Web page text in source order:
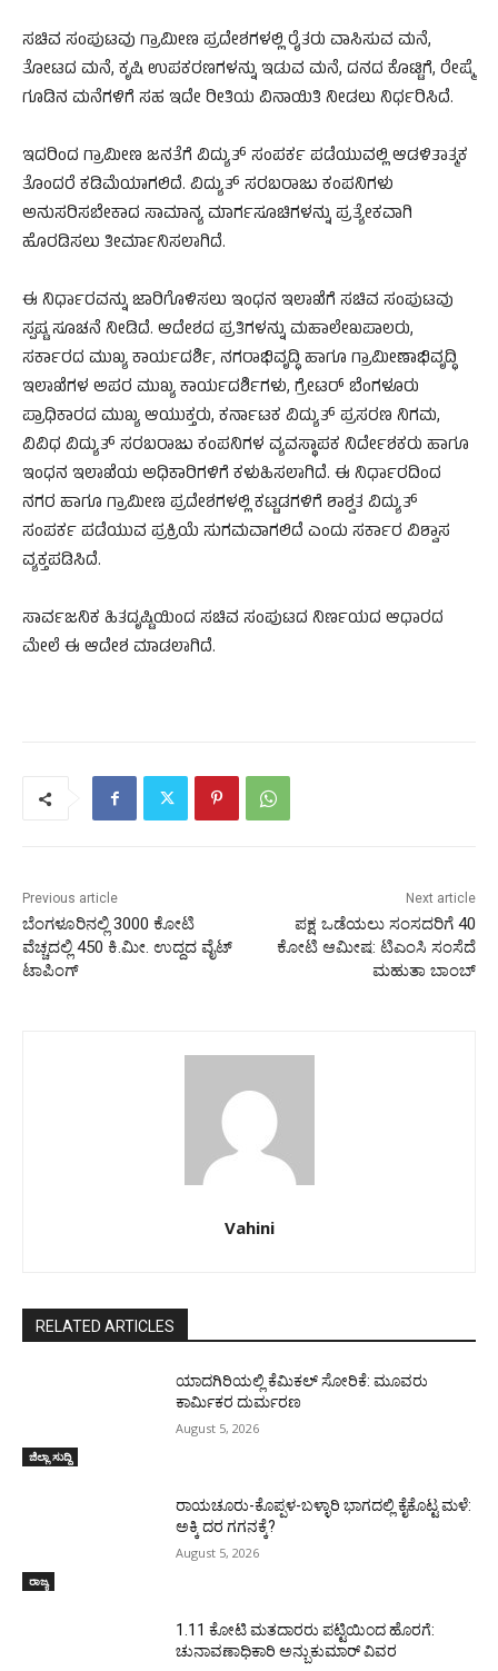
ಸಚಿವ ಸಂಪುಟವು ಗ್ರಾಮೀಣ ಪ್ರದೇಶಗಳಲ್ಲಿ ರೈತರು ವಾಸಿಸುವ ಮನೆ,
ತೋಟದ ಮನೆ, ಕೃಷಿ ಉಪಕರಣಗಳನ್ನು ಇಡುವ ಮನೆ, ದನದ ಕೊಟ್ಟಿಗೆ, ರೇಷ್ಮೆ
ಗೂಡಿನ ಮನೆಗಳಿಗೆ ಸಹ ಇದೇ ರೀತಿಯ ವಿನಾಯಿತಿ ನೀಡಲು ನಿರ್ಧರಿಸಿದೆ.
ಇದರಿಂದ ಗ್ರಾಮೀಣ ಜನತೆಗೆ ವಿದ್ಯುತ್ ಸಂಪರ್ಕ ಪಡೆಯುವಲ್ಲಿ ಆಡಳಿತಾತ್ಮಕ
ತೊಂದರೆ ಕಡಿಮೆಯಾಗಲಿದೆ. ವಿದ್ಯುತ್‌ ಸರಬರಾಜು ಕಂಪನಿಗಳು
ಅನುಸರಿಸಬೇಕಾದ ಸಾಮಾನ್ಯ ಮಾರ್ಗಸೂಚಿಗಳನ್ನು ಪ್ರತ್ಯೇಕವಾಗಿ
ಹೊರಡಿಸಲು ತೀರ್ಮಾನಿಸಲಾಗಿದೆ.
ಈ ನಿರ್ಧಾರವನ್ನು ಜಾರಿಗೊಳಿಸಲು ಇಂಧನ ಇಲಾಖೆಗೆ ಸಚಿವ ಸಂಪುಟವು
ಸ್ಪಷ್ಟ ಸೂಚನೆ ನೀಡಿದೆ. ಆದೇಶದ ಪ್ರತಿಗಳನ್ನು ಮಹಾಲೇಖಪಾಲರು,
ಸರ್ಕಾರದ ಮುಖ್ಯ ಕಾರ್ಯದರ್ಶಿ, ನಗರಾಭಿವೃದ್ಧಿ ಹಾಗೂ ಗ್ರಾಮೀಣಾಭಿವೃದ್ಧಿ
ಇಲಾಖೆಗಳ ಅಪರ ಮುಖ್ಯ ಕಾರ್ಯದರ್ಶಿಗಳು, ಗ್ರೇಟರ್ ಬೆಂಗಳೂರು
ಪ್ರಾಧಿಕಾರದ ಮುಖ್ಯ ಆಯುಕ್ತರು, ಕರ್ನಾಟಕ ವಿದ್ಯುತ್ ಪ್ರಸರಣ ನಿಗಮ,
ವಿವಿಧ ವಿದ್ಯುತ್ ಸರಬರಾಜು ಕಂಪನಿಗಳ ವ್ಯವಸ್ಥಾಪಕ ನಿರ್ದೇಶಕರು ಹಾಗೂ
ಇಂಧನ ಇಲಾಖೆಯ ಅಧಿಕಾರಿಗಳಿಗೆ ಕಳುಹಿಸಲಾಗಿದೆ. ಈ ನಿರ್ಧಾರದಿಂದ
ನಗರ ಹಾಗೂ ಗ್ರಾಮೀಣ ಪ್ರದೇಶಗಳಲ್ಲಿ ಕಟ್ಟಡಗಳಿಗೆ ಶಾಶ್ವತ ವಿದ್ಯುತ್
ಸಂಪರ್ಕ ಪಡೆಯುವ ಪ್ರಕ್ರಿಯೆ ಸುಗಮವಾಗಲಿದೆ ಎಂದು ಸರ್ಕಾರ ವಿಶ್ವಾಸ
ವ್ಯಕ್ತಪಡಿಸಿದೆ.
ಸಾರ್ವಜನಿಕ ಹಿತದೃಷ್ಟಿಯಿಂದ ಸಚಿವ ಸಂಪುಟದ ನಿರ್ಣಯದ ಆಧಾರದ
ಮೇಲೆ ಈ ಆದೇಶ ಮಾಡಲಾಗಿದೆ.
Previous article
ಬೆಂಗಳೂರಿನಲ್ಲಿ 3000 ಕೋಟಿ
ವೆಚ್ಚದಲ್ಲಿ 450 ಕಿ.ಮೀ. ಉದ್ದದ ವೈಟ್
ಟಾಪಿಂಗ್
Next article
ಪಕ್ಷ ಒಡೆಯಲು ಸಂಸದರಿಗೆ 40
ಕೋಟಿ ಆಮೀಷ: ಟಿಎಂಸಿ ಸಂಸೆದೆ
ಮಹುತಾ ಬಾಂಬ್
Vahini
RELATED ARTICLES
ಜಿಲ್ಲಾ ಸುದ್ದಿ
ಯಾದಗಿರಿಯಲ್ಲಿ ಕೆಮಿಕಲ್ ಸೋರಿಕೆ: ಮೂವರು
ಕಾರ್ಮಿಕರ ದುರ್ಮರಣ
August 5, 2026
ರಾಜ್ಯ
ರಾಯಚೂರು-ಕೊಪ್ಪಳ-ಬಳ್ಳಾರಿ ಭಾಗದಲ್ಲಿ ಕೈಕೊಟ್ಟ ಮಳೆ:
ಅಕ್ಕಿ ದರ ಗಗನಕ್ಕೆ?
August 5, 2026
1.11 ಕೋಟಿ ಮತದಾರರು ಪಟ್ಟಿಯಿಂದ ಹೊರಗೆ:
ಚುನಾವಣಾಧಿಕಾರಿ ಅನ್ಬುಕುಮಾರ್ ವಿವರ